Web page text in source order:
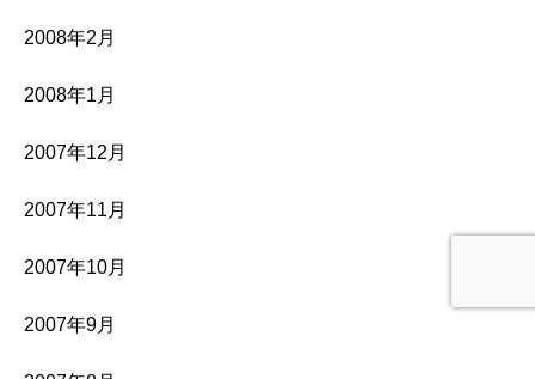
2008年2月
2008年1月
2007年12月
2007年11月
2007年10月
2007年9月